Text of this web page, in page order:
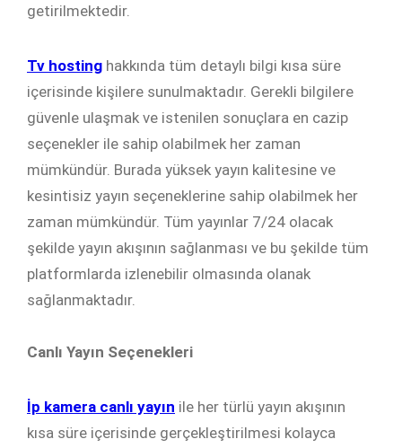
getirilmektedir.
Tv hosting hakkında tüm detaylı bilgi kısa süre
içerisinde kişilere sunulmaktadır. Gerekli bilgilere
güvenle ulaşmak ve istenilen sonuçlara en cazip
seçenekler ile sahip olabilmek her zaman
mümkündür. Burada yüksek yayın kalitesine ve
kesintisiz yayın seçeneklerine sahip olabilmek her
zaman mümkündür. Tüm yayınlar 7/24 olacak
şekilde yayın akışının sağlanması ve bu şekilde tüm
platformlarda izlenebilir olmasında olanak
sağlanmaktadır.
Canlı Yayın Seçenekleri
İp kamera canlı yayın ile her türlü yayın akışının
kısa süre içerisinde gerçekleştirilmesi kolayca